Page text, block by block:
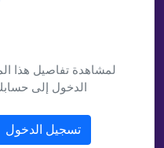
لمشاهدة تفاصيل هذا
الدخول إلى
تسجيل الدخول